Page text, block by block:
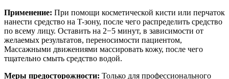
Применение: При помощи косметической кисти или перчаток
нанести средство на T-зону, после чего распределить средство
по всему лицу. Оставить на 2−5 минут, в зависимости от
желаемых результатов, переносимости пациентом,
Массажными движениями массировать кожу, после чего
тщательно смыть средство водой.
Меры предосторожности: Только для профессионального